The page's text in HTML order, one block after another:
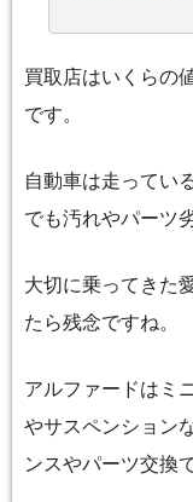
買取店はいくらの
です。
自動車は走ってい
でも汚れやパーツ
大切に乗ってきた
たら残念ですね。
アルファードはミ
やサスペンション
ンスやパーツ交換